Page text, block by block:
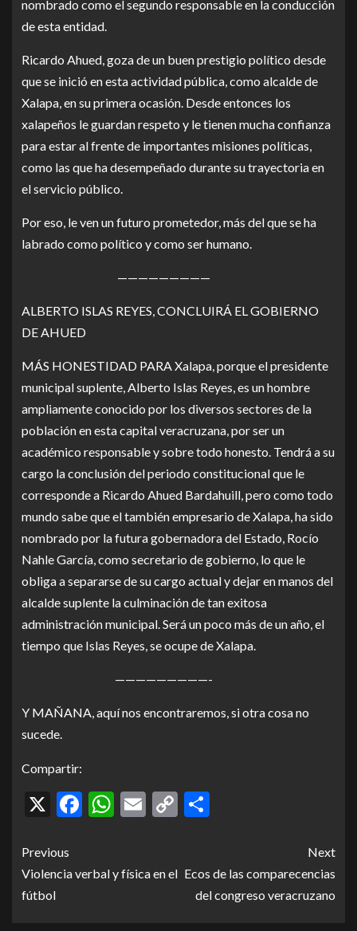
nombrado como el segundo responsable en la conducción
de esta entidad.
Ricardo Ahued, goza de un buen prestigio político desde
que se inició en esta actividad pública, como alcalde de
Xalapa, en su primera ocasión. Desde entonces los
xalapeños le guardan respeto y le tienen mucha confianza
para estar al frente de importantes misiones políticas,
como las que ha desempeñado durante su trayectoria en
el servicio público.
Por eso, le ven un futuro prometedor, más del que se ha
labrado como político y como ser humano.
—————————
ALBERTO ISLAS REYES, CONCLUIRÁ EL GOBIERNO
DE AHUED
MÁS HONESTIDAD PARA Xalapa, porque el presidente
municipal suplente, Alberto Islas Reyes, es un hombre
ampliamente conocido por los diversos sectores de la
población en esta capital veracruzana, por ser un
académico responsable y sobre todo honesto. Tendrá a su
cargo la conclusión del periodo constitucional que le
corresponde a Ricardo Ahued Bardahuill, pero como todo
mundo sabe que el también empresario de Xalapa, ha sido
nombrado por la futura gobernadora del Estado, Rocío
Nahle García, como secretario de gobierno, lo que le
obliga a separarse de su cargo actual y dejar en manos del
alcalde suplente la culminación de tan exitosa
administración municipal. Será un poco más de un año, el
tiempo que Islas Reyes, se ocupe de Xalapa.
—————————-
Y MAÑANA, aquí nos encontraremos, si otra cosa no
sucede.
Compartir:
X Facebook
WhatsApp
Email
Copy
Previous
Violencia verbal y física en el
fútbol
Next
Ecos de las comparecencias
del congreso veracruzano